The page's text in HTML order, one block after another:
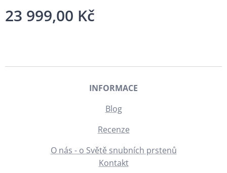
23 999,00 Kč
INFORMACE
Blog
Recenze
O nás - o Světě snubních prstenů
Kontakt